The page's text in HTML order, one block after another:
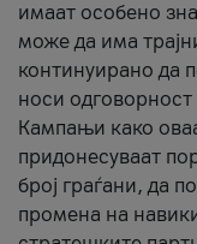
имаат особено
може да има
континуирано да
носи одговорност
Кампањи како
придонесуваат
број граѓани, да
промена на